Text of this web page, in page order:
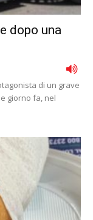
dopo una
di un grave
giorno fa, nel